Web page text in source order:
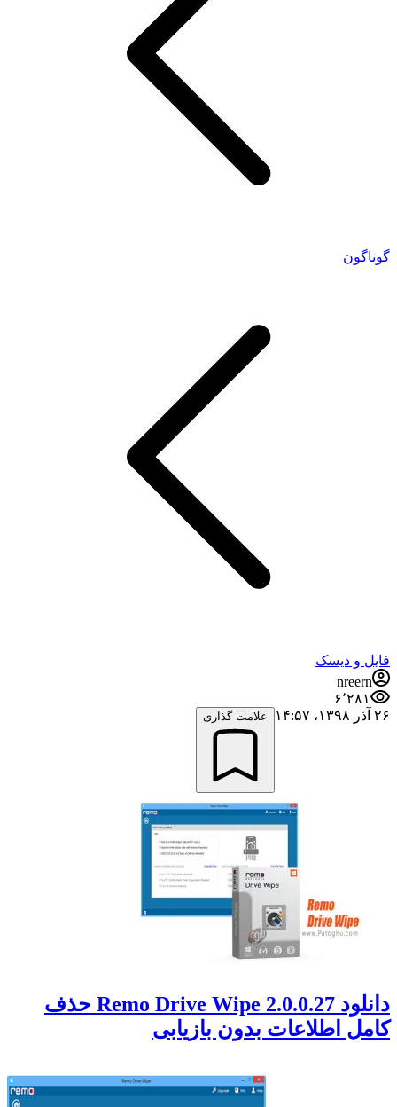
گوناگون
فایل و دیسک
nreern
۶٬۲۸۱
۲۶ آذر ۱۳۹۸،‏ ۱۴:۵۷
علامت گذاری
دانلود Remo Drive Wipe 2.0.0.27 حذف
کامل اطلاعات بدون بازیابی